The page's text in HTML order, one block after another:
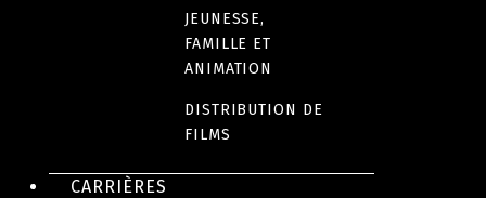
JEUNESSE,
FAMILLE ET
ANIMATION
DISTRIBUTION DE
FILMS
CARRIÈRES